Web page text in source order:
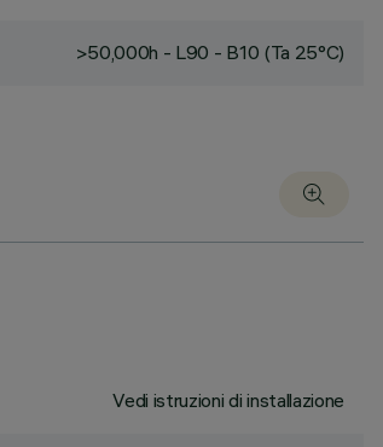
>50,000h - L90 - B10 (Ta 25°C)
Vedi istruzioni di installazione